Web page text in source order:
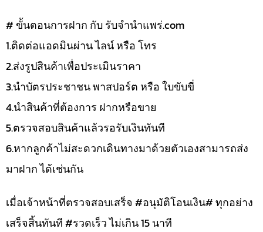
# ขั้นตอนการฝาก กับ รับจำนำแพร่.com
1.ติดต่อแอดมินผ่าน ไลน์ หรือ โทร
2.ส่งรูปสินค้าเพื่อประเมินราคา
3.นำบัตรประชาชน พาสปอร์ต หรือ ใบขับขี่
4.นำสินค้าที่ต้องการ ฝากหรือขาย
5.ตรวจสอบสินค้าแล้วรอรับเงินทันที
6.หากลูกค้าไม่สะดวกเดินทางมาด้วยตัวเองสามารถส่ง
มาฝาก ได้เช่นกัน
เมื่อเจ้าหน้าที่ตรวจสอบเสร็จ #อนุมัติโอนเงิน# ทุกอย่าง
เสร็จสิ้นทันที #รวดเร็ว ไม่เกิน 15 นาที